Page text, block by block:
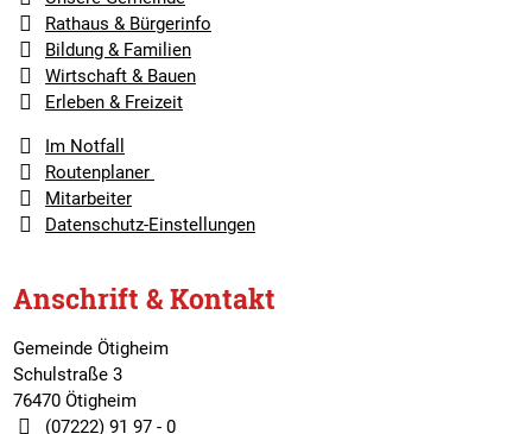
Rathaus & Bürgerinfo
Bildung & Familien
Wirtschaft & Bauen
Erleben & Freizeit
Im Notfall
Routenplaner
Mitarbeiter
Datenschutz-Einstellungen
Anschrift & Kontakt
Gemeinde Ötigheim
Schulstraße 3
76470 Ötigheim
(07222) 91 97 - 0